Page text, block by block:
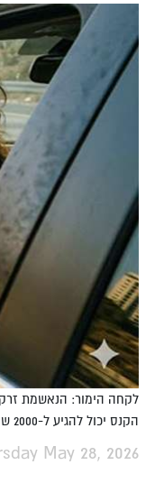
הקנס יכול להגיע ל-2000 שקלים, בגין השחתת זמנו של בית המשפט. צילום: אילוסטרציה, לפי ס' 27א'.
May 28, 2026